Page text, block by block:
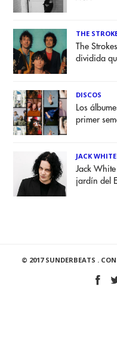
THE
The
dividida
DISCOS
Los
primer
JACK WHITE
Jack
jardín del
© 2017 SUNDERBEATS .